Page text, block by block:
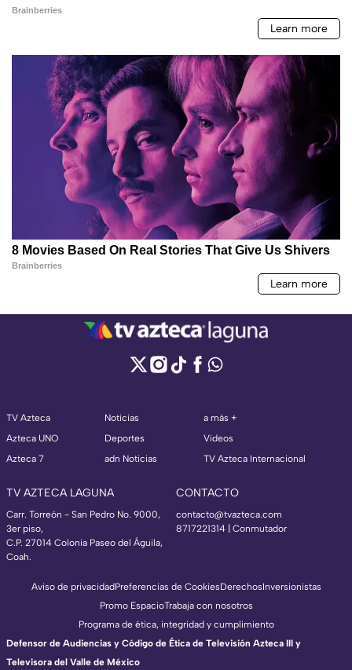
TV Azteca
Azteca UNO
Azteca 7
Noticias
Deportes
adn Noticias
a más +
Videos
TV Azteca Internacional
TV AZTECA LAGUNA
Carr. Torreón - San Pedro No. 9000,
3er piso,
C.P. 27014 Colonia Paseo del Águila,
Coah.
CONTACTO
contacto@tvazteca.com
8717221314 | Conmutador
Aviso de privacidadPreferencias de CookiesDerechosInversionistas
Promo EspacioTrabaja con nosotros
Programa de ética, integridad y cumplimiento
Defensor de Audiencias y Código de Ética de Televisión Azteca III y
Televisora del Valle de México